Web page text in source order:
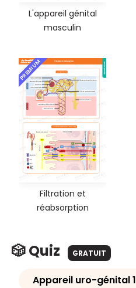
L'appareil génital
masculin
PREMIUM
Filtration et
réabsorption
🎲 Quiz GRATUIT
Appareil uro-génital 1